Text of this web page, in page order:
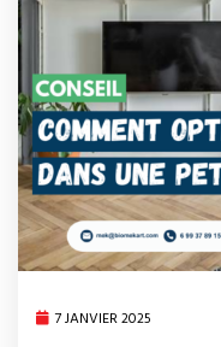
7 JANVIER 2025